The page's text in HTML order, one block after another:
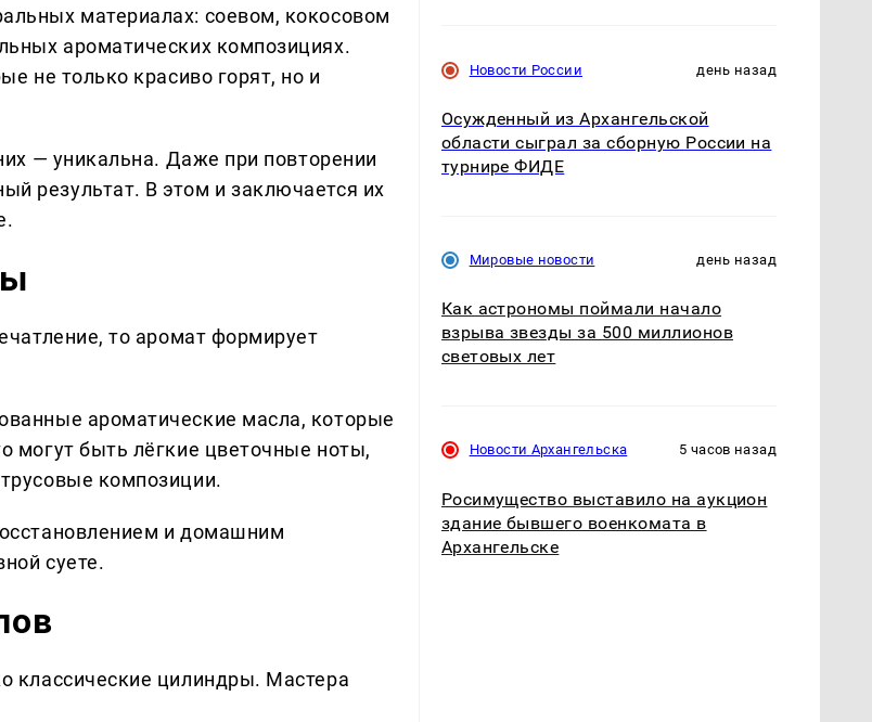
материалах: соевом, кокосовом
ароматических композициях.
не только красиво горят, но и
— уникальна. Даже при повторении
результат. В этом и заключается их
то аромат формирует
ароматические масла, которые
могут быть лёгкие цветочные ноты,
композиции.
и домашним
суете.
классические цилиндры. Мастера
Новости России день назад
Осужденный из Архангельской
области сыграл за сборную России на
турнире ФИДЕ
Мировые новости день назад
Как астрономы поймали начало
взрыва звезды за 500 миллионов
световых лет
Новости Архангельска 5 часов назад
Росимущество выставило на аукцион
здание бывшего военкомата в
Архангельске